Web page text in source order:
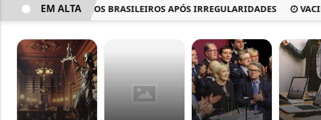
FRIGORÍFICOS BRASILEIROS APÓS IRREGULARIDADES
EM ALTA